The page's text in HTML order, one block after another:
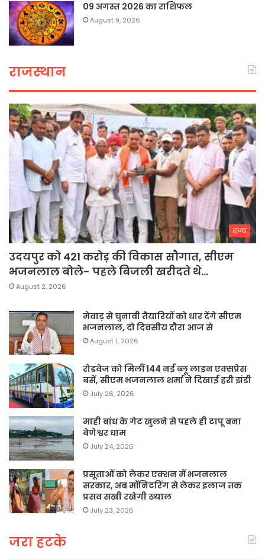
09 अगस्त 2026 का राशिफल
August 9, 2026
राजस्थान
राज्य
उदयपुर को 421 करोड़ की विकास सौगात, सीएम
भजनलाल बोले- पहले बिजली खरीदते थे…
August 2, 2026
मेवाड़ से चुनावी तैयारियों को धार देंगे सीएम
भजनलाल, दो दिवसीय दौरा आज से
August 1, 2026
रोडवेज को मिलीं 144 नई ब्लू लाइन एक्सप्रेस
बसें, सीएम भजनलाल शर्मा ने दिखाई हरी झंडी
July 26, 2026
माही बांध के गेट खुलने से पहले ही टापू बना
बेणेश्वर धाम
July 24, 2026
प्रसूताओं को लेकर एक्शन में भजनलाल
सरकार, अब मॉनिटरिंग से लेकर इलाज तक
प्रसव सखी रखेगी ख्याल
July 23, 2026
जरा हटके